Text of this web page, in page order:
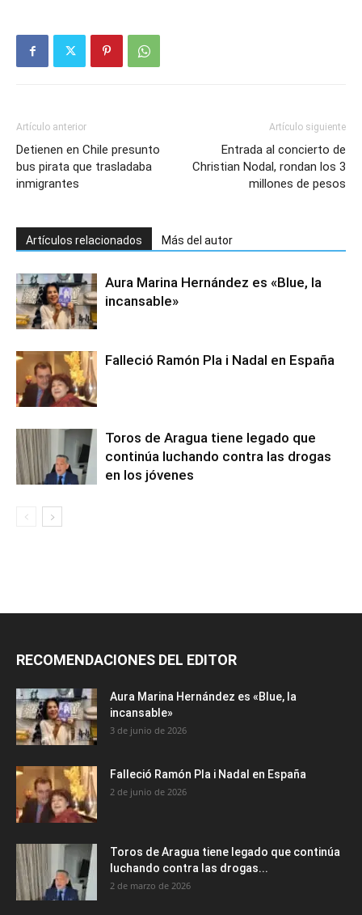
Artículo anterior
Detienen en Chile presunto
bus pirata que trasladaba
inmigrantes
Artículo siguiente
Entrada al concierto de
Christian Nodal, rondan los 3
millones de pesos
Artículos relacionados Más del autor
Aura Marina Hernández es «Blue, la
incansable»
Falleció Ramón Pla i Nadal en España
Toros de Aragua tiene legado que
continúa luchando contra las drogas
en los jóvenes
RECOMENDACIONES DEL EDITOR
Aura Marina Hernández es «Blue, la
incansable»
3 de junio de 2026
Falleció Ramón Pla i Nadal en España
2 de junio de 2026
Toros de Aragua tiene legado que continúa
luchando contra las drogas...
2 de marzo de 2026